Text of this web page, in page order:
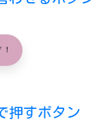
押すボタン